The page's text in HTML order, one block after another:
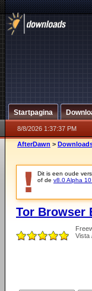
Startpagina
8/8/2026 1:37:37 PM
AfterDawn >
Dit is een oude
of de v8.0 Alpha
Tor Browser
Vista